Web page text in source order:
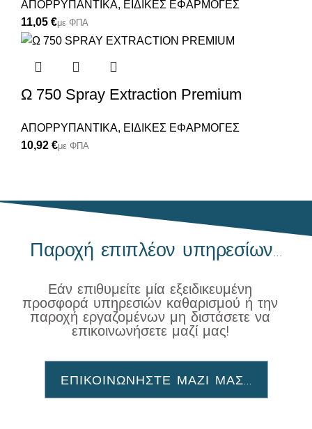
ΑΠΟΡΡΥΠΑΝΤΙΚΑ, ΕΙΔΙΚΕΣ ΕΦΑΡΜΟΓΕΣ
€
Ω 750 Spray Extraction Premium
ΑΠΟΡΡΥΠΑΝΤΙΚΑ, ΕΙΔΙΚΕΣ ΕΦΑΡΜΟΓΕΣ
€
Παροχή επιπλέον υπηρεσίων...
Εάν επιθυμείτε μία εξειδικευμένη
προσφορά υπηρεσιών καθαρισμού ή την
παροχή εργαζομένων μη διστάσετε να
επικοινωνήσετε μαζί μας!
ΕΠΙΚΟΙΝΩΝΗΣΤΕ ΜΑΖΙ ΜΑΣ...